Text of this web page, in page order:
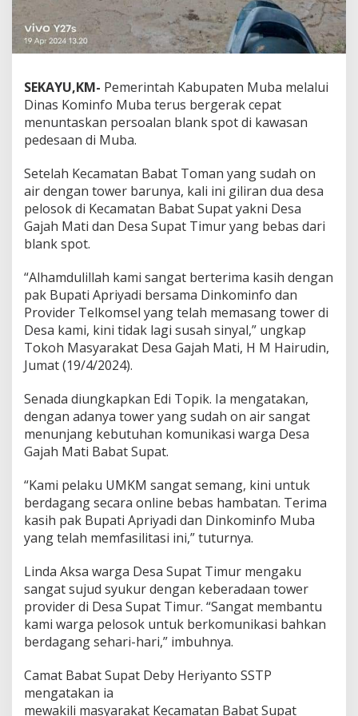
a
i
e
P
j
B
u
a
t
i
A
p
y
a
d
M
a
h
m
d
SEKAYU,KM- Pemerintah Kabupaten Muba melalui
Dinas Kominfo Muba terus bergerak cepat
menuntaskan persoalan blank spot di kawasan
pedesaan di Muba.
Setelah Kecamatan Babat Toman yang sudah on
air dengan tower barunya, kali ini giliran dua desa
pelosok di Kecamatan Babat Supat yakni Desa
Gajah Mati dan Desa Supat Timur yang bebas dari
blank spot.
“Alhamdulillah kami sangat berterima kasih dengan
pak Bupati Apriyadi bersama Dinkominfo dan
Provider Telkomsel yang telah memasang tower di
Desa kami, kini tidak lagi susah sinyal,” ungkap
Tokoh Masyarakat Desa Gajah Mati, H M Hairudin,
Jumat (19/4/2024).
Senada diungkapkan Edi Topik. Ia mengatakan,
dengan adanya tower yang sudah on air sangat
menunjang kebutuhan komunikasi warga Desa
Gajah Mati Babat Supat.
“Kami pelaku UMKM sangat semang, kini untuk
berdagang secara online bebas hambatan. Terima
kasih pak Bupati Apriyadi dan Dinkominfo Muba
yang telah memfasilitasi ini,” tuturnya.
Linda Aksa warga Desa Supat Timur mengaku
sangat sujud syukur dengan keberadaan tower
provider di Desa Supat Timur. “Sangat membantu
kami warga pelosok untuk berkomunikasi bahkan
berdagang sehari-hari,” imbuhnya.
Camat Babat Supat Deby Heriyanto SSTP
mengatakan ia
mewakili masyarakat Kecamatan Babat Supat